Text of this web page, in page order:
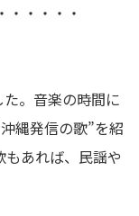
・・・・・
。音楽の時間に
縄発信の歌”を紹
あれば、民謡や